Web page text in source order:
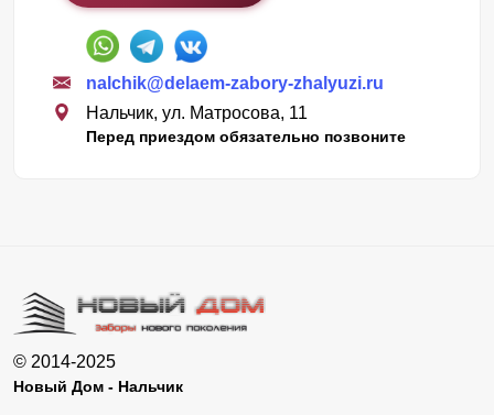
nalchik@delaem-zabory-zhalyuzi.ru
Нальчик, ул. Матросова, 11
Перед приездом обязательно позвоните
© 2014-2025
Новый Дом - Нальчик